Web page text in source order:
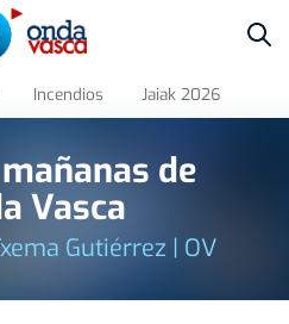
Incendios Jaiak 2026
de
Vasca
Gutiérrez | OV